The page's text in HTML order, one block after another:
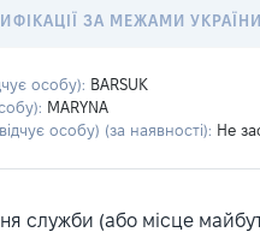
ЗА МЕЖАМИ УКРАЇНИ
особу): BARSUK
MARYNA
особу) (за наявності): Не
служби (або місце